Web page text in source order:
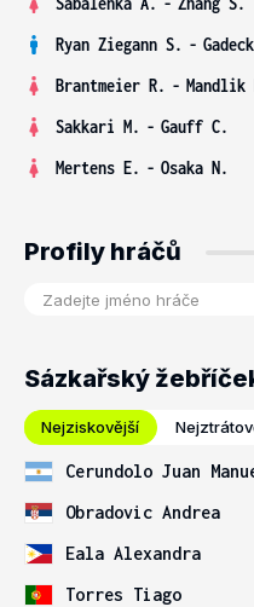
Ryan Ziegann S. -
Brantmeier R. - Mandlik
Sakkari M. - Gauff C.
Mertens E. - Osaka N.
Profily hráčů
Sázkařský
Nejziskovější
Cerundolo Juan
Obradovic Andrea
Eala Alexandra
Torres Tiago